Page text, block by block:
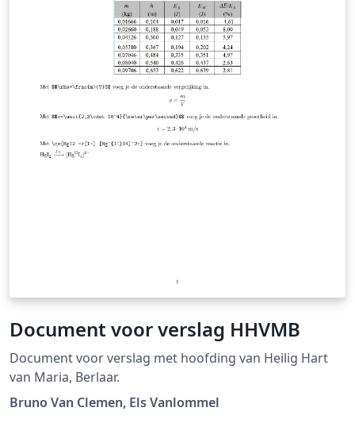
Document voor verslag HHVMB
Document voor verslag met hoofding van Heilig Hart
van Maria, Berlaar.
Bruno Van Clemen, Els Vanlommel